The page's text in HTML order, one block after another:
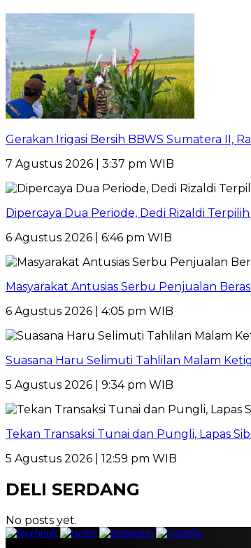
Gerakan Irigasi Bersih BBWS Sumatera II,
7 Agustus 2026 | 3:37 pm WIB
Dipercaya Dua Periode, Dedi Rizaldi
6 Agustus 2026 | 6:46 pm WIB
Masyarakat Antusias Serbu Penjualan
6 Agustus 2026 | 4:05 pm WIB
Suasana Haru Selimuti Tahlilan Malam
5 Agustus 2026 | 9:34 pm WIB
Tekan Transaksi Tunai dan Pungli, Lapas
5 Agustus 2026 | 12:59 pm WIB
DELI SERDANG
No posts yet.